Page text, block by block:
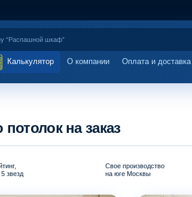
Калькулятор О компании Оплата и доставка
потолок на заказ
звезд
Свое производство
на юге Москвы